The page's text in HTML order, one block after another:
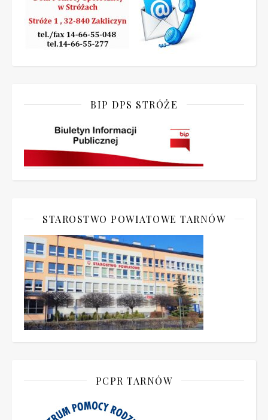
BIP DPS STRÓŻE
STAROSTWO POWIATOWE TARNÓW
PCPR TARNÓW